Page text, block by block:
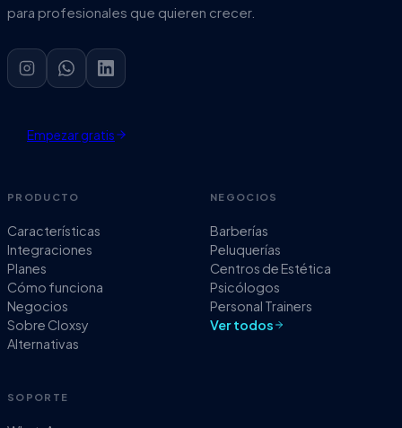
para profesionales que quieren crecer.
Empezar gratis
PRODUCTO
Características
Integraciones
Planes
Cómo funciona
Negocios
Sobre Cloxsy
Alternativas
NEGOCIOS
Barberías
Peluquerías
Centros de Estética
Psicólogos
Personal Trainers
Ver todos
SOPORTE